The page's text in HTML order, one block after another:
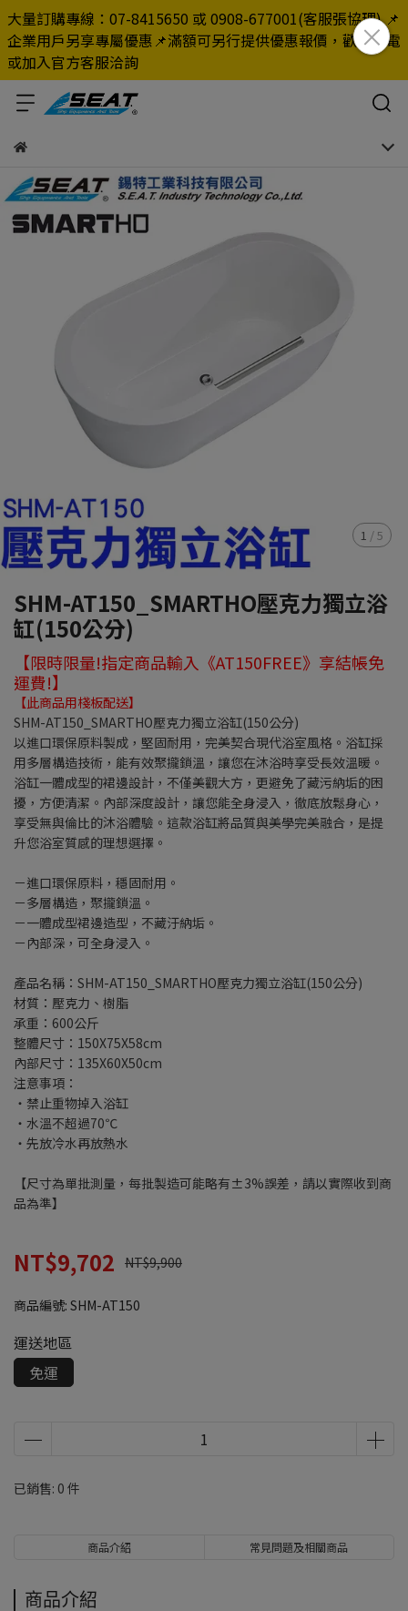
大量訂購專線：07-8415650 或 0908-677001(客服張協理) 📌
企業用戶另享專屬優惠📌滿額可另行提供優惠報價，歡迎來電
或加入官方客服洽詢
1 /5
SHM-AT150_SMARTHO壓克力獨立浴
缸(150公分)
【限時限量!指定商品輸入《AT150FREE》享結帳免
運費!】
【此商品用棧板配送】
SHM-AT150_SMARTHO壓克力獨立浴缸(150公分)
以進口環保原料製成，堅固耐用，完美契合現代浴室風格。浴缸採
用多層構造技術，能有效聚攏鎖溫，讓您在沐浴時享受長效溫暖。
浴缸一體成型的裙邊設計，不僅美觀大方，更避免了藏污納垢的困
擾，方便清潔。內部深度設計，讓您能全身浸入，徹底放鬆身心，
享受無與倫比的沐浴體驗。這款浴缸將品質與美學完美融合，是提
升您浴室質感的理想選擇。
－進口環保原料，穩固耐用。
－多層構造，聚攏鎖溫。
－一體成型裙邊造型，不藏汙納垢。
－內部深，可全身浸入。
產品名稱：SHM-AT150_SMARTHO壓克力獨立浴缸(150公分)
材質：壓克力、樹脂
承重：600公斤
整體尺寸：150X75X58cm
內部尺寸：135X60X50cm
注意事項：
‧禁止重物掉入浴缸
‧水溫不超過70℃
‧先放冷水再放熱水
【尺寸為單批測量，每批製造可能略有±3%誤差，請以實際收到商
品為準】
NT$9,702 NT$9,900
商品編號: SHM-AT150
運送地區
免運
已銷售: 0 件
商品介紹 常見問題及相關商品
商品介紹